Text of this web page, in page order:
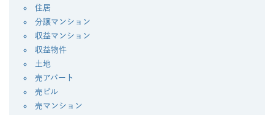
住居
分譲マンション
収益マンション
収益物件
土地
売アパート
売ビル
売マンション